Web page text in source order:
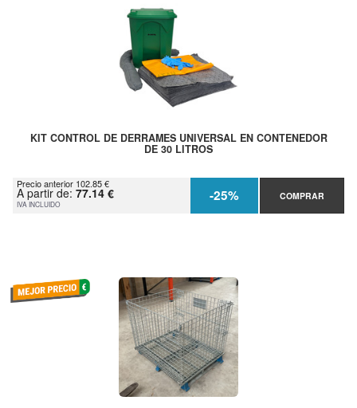
KIT CONTROL DE DERRAMES UNIVERSAL EN CONTENEDOR
DE 30 LITROS
Precio anterior 102.85 €
A partir de: 77.14 €
IVA INCLUIDO -25% COMPRAR